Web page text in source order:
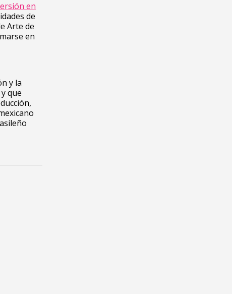
en
de
Arte de
en
y la
que